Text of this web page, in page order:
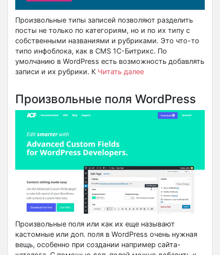
Произвольные типы записей позволяют разделить
посты не только по категориям, но и по их типу с
собственными названиями и рубриками. Это что-то
типо инфоблока, как в CMS 1С-Битрикс. По
умолчанию в WordPress есть возможность добавлять
записи и их рубрики. К Читать далее
Произвольные поля WordPress
Произвольные поля или как их еще называют
кастомные или доп. поля в WordPress очень нужная
вещь, особенно при создании например сайта-